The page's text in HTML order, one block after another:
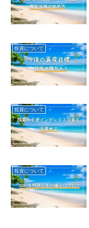
投資について
投資について
投資について